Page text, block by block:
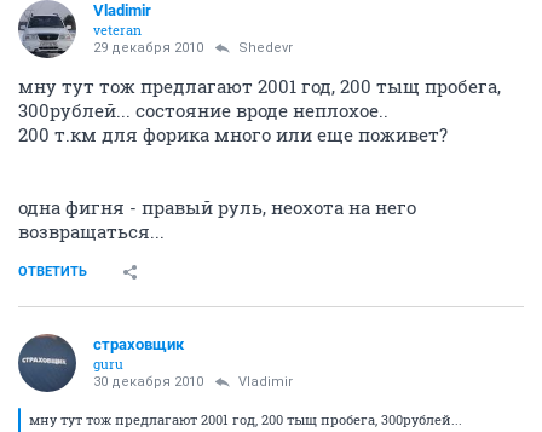
Vladimir
veteran
29 декабря 2010 Shedevr
мну тут тож предлагают 2001 год, 200 тыщ пробега,
300рублей... состояние вроде неплохое..
200 т.км для форика много или еще поживет?
одна фигня - правый руль, неохота на него
возвращаться...
ОТВЕТИТЬ
страховщик
guru
30 декабря 2010 Vladimir
мну тут тож предлагают 2001 год, 200 тыщ пробега, 300рублей...